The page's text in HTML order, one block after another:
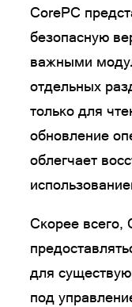
CorePC
безопасную
важными
отдельных
только для
обновление
облегчает
Скорее всего,
для
под